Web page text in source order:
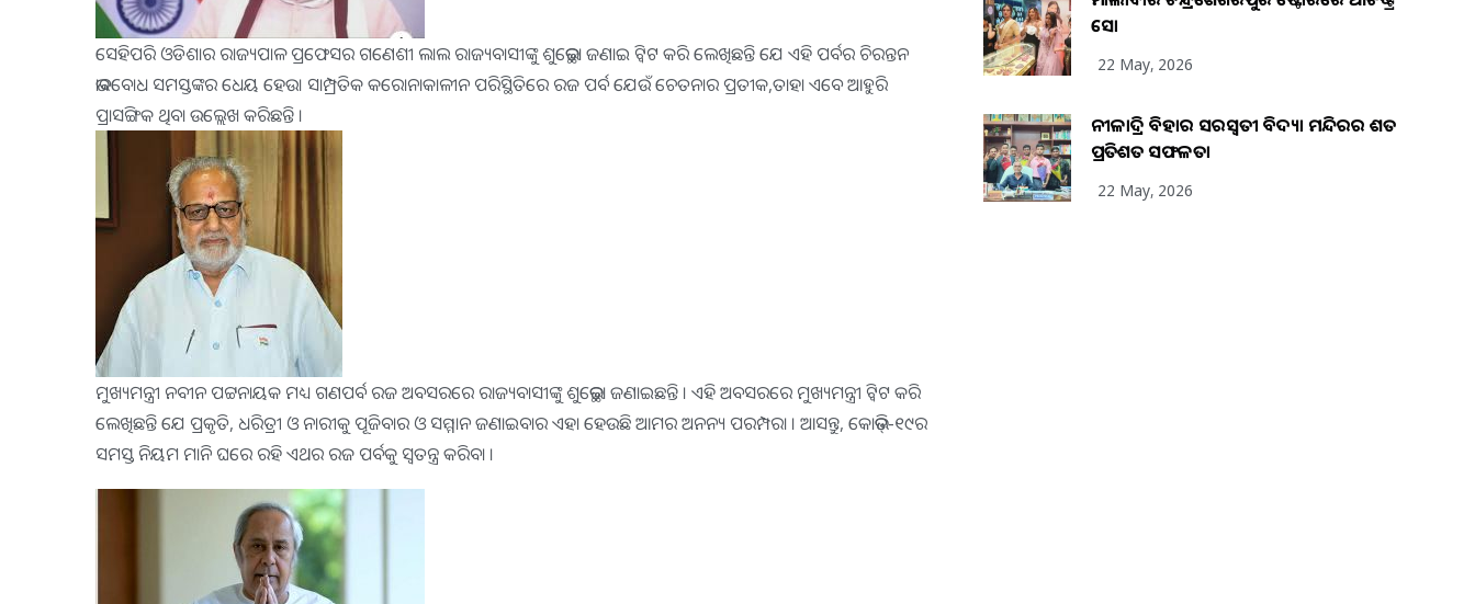
ସେହିପରି ଓଡିଶାର ରାଜ୍ୟପାଳ ପ୍ରଫେସର ଗଣେଶୀ ଲାଲ ରାଜ୍ୟବାସୀଙ୍କୁ ଶୁଭେଚ୍ଛା ଜଣାଇ ଟ୍ବିଟ କରି ଲେଖିଛନ୍ତି ଯେ ଏହି ପର୍ବର ଚିରନ୍ତନ
ଭାବବୋଧ ସମସ୍ତଙ୍କର ଧେୟ ହେଉ। ସାମ୍ପ୍ରତିକ କରୋନାକାଳୀନ ପରିସ୍ଥିତିରେ ରଜ ପର୍ବ ଯେଉଁ ଚେତନାର ପ୍ରତୀକ,ତାହା ଏବେ ଆହୁରି
ପ୍ରାସଙ୍ଗିକ ଥିବା ଉଲ୍ଲେଖ କରିଛନ୍ତି ।
ମୁଖ୍ୟମନ୍ତ୍ରୀ ନବୀନ ପଟ୍ଟନାୟକ ମଧ୍ୟ ଗଣପର୍ବ ରଜ ଅବସରରେ ରାଜ୍ୟବାସୀଙ୍କୁ ଶୁଭେଚ୍ଛା ଜଣାଇଛନ୍ତି । ଏହି ଅବସରରେ ମୁଖ୍ୟମନ୍ତ୍ରୀ ଟ୍ବିଟ କରି
ଲେଖିଛନ୍ତି ଯେ ପ୍ରକୃତି, ଧରିତ୍ରୀ ଓ ନାରୀକୁ ପୂଜିବାର ଓ ସମ୍ମାନ ଜଣାଇବାର ଏହା ହେଉଛି ଆମର ଅନନ୍ୟ ପରମ୍ପରା । ଆସନ୍ତୁ, କୋଭିଡ୍‌-୧୯ର
ସମସ୍ତ ନିୟମ ମାନି ଘରେ ରହି ଏଥର ରଜ ପର୍ବକୁ ସ୍ୱତନ୍ତ୍ର କରିବା ।
ସୋ
22 May, 2026
ନୀଳାଦ୍ରି ବିହାର ସରସ୍ୱତୀ ବିଦ୍ୟା ମନ୍ଦିରର ଶତ
ପ୍ରତିଶତ ସଫଳତା
22 May, 2026